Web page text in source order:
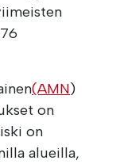
(AMN)
on
on
alueilla,